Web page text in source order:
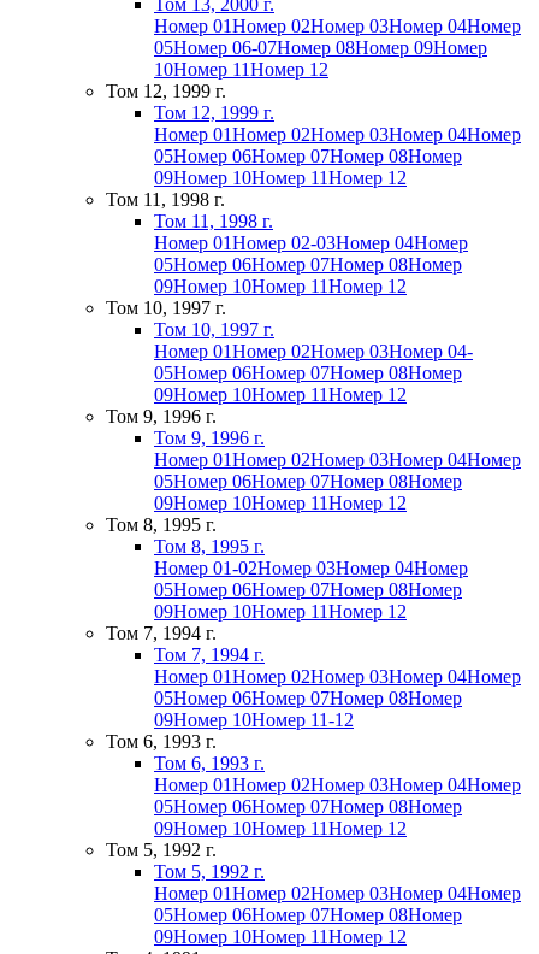
Том 13, 2000 г.
Номер 01Номер 02Номер 03Номер 04Номер
05Номер 06-07Номер 08Номер 09Номер
10Номер 11Номер 12
Том 12, 1999 г.
Том 12, 1999 г.
Номер 01Номер 02Номер 03Номер 04Номер
05Номер 06Номер 07Номер 08Номер
09Номер 10Номер 11Номер 12
Том 11, 1998 г.
Том 11, 1998 г.
Номер 01Номер 02-03Номер 04Номер
05Номер 06Номер 07Номер 08Номер
09Номер 10Номер 11Номер 12
Том 10, 1997 г.
Том 10, 1997 г.
Номер 01Номер 02Номер 03Номер 04-
05Номер 06Номер 07Номер 08Номер
09Номер 10Номер 11Номер 12
Том 9, 1996 г.
Том 9, 1996 г.
Номер 01Номер 02Номер 03Номер 04Номер
05Номер 06Номер 07Номер 08Номер
09Номер 10Номер 11Номер 12
Том 8, 1995 г.
Том 8, 1995 г.
Номер 01-02Номер 03Номер 04Номер
05Номер 06Номер 07Номер 08Номер
09Номер 10Номер 11Номер 12
Том 7, 1994 г.
Том 7, 1994 г.
Номер 01Номер 02Номер 03Номер 04Номер
05Номер 06Номер 07Номер 08Номер
09Номер 10Номер 11-12
Том 6, 1993 г.
Том 6, 1993 г.
Номер 01Номер 02Номер 03Номер 04Номер
05Номер 06Номер 07Номер 08Номер
09Номер 10Номер 11Номер 12
Том 5, 1992 г.
Том 5, 1992 г.
Номер 01Номер 02Номер 03Номер 04Номер
05Номер 06Номер 07Номер 08Номер
09Номер 10Номер 11Номер 12